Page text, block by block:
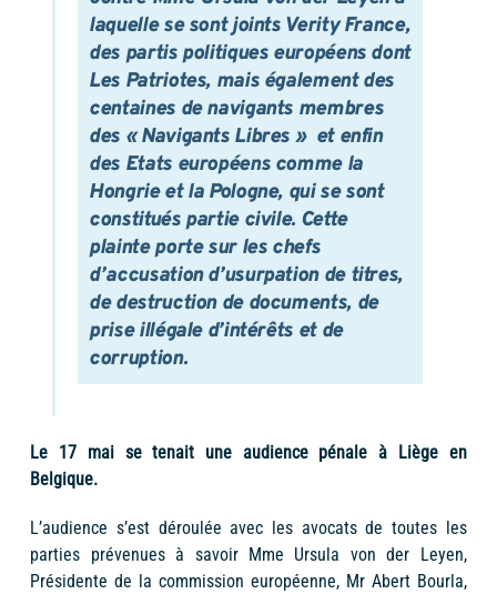
laquelle se sont joints Verity France,
des partis politiques européens dont
Les Patriotes, mais également des
centaines de navigants membres
des « Navigants Libres » et enfin
des Etats européens comme la
Hongrie et la Pologne, qui se sont
constitués partie civile. Cette
plainte porte sur les chefs
d’accusation d’usurpation de titres,
de destruction de documents, de
prise illégale d’intérêts et de
corruption.
Le 17 mai se tenait une audience pénale à Liège en
Belgique.
L’audience s’est déroulée avec les avocats de toutes les
parties prévenues à savoir Mme Ursula von der Leyen,
Présidente de la commission européenne, Mr Abert Bourla,